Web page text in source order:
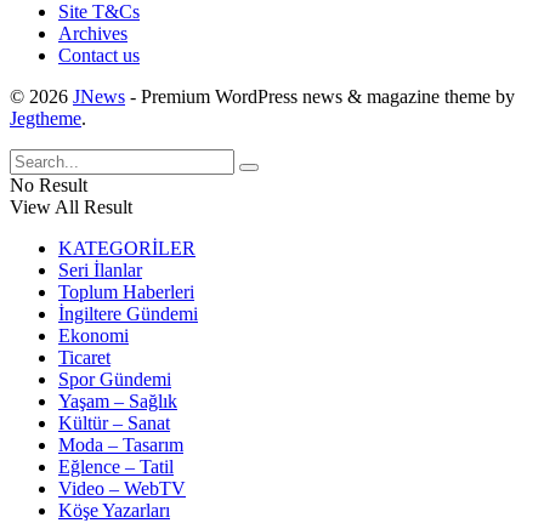
Site T&Cs
Archives
Contact us
© 2026 JNews - Premium WordPress news & magazine theme by
Jegtheme.
No Result
View All Result
KATEGORİLER
Seri İlanlar
Toplum Haberleri
İngiltere Gündemi
Ekonomi
Ticaret
Spor Gündemi
Yaşam – Sağlık
Kültür – Sanat
Moda – Tasarım
Eğlence – Tatil
Video – WebTV
Köşe Yazarları